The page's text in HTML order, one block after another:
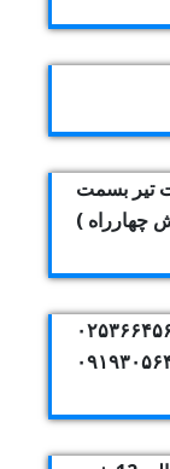
تیر بسمت
چهارراه )
۰۹۱۲۷۳۸۴۰۸۵ ۰۲۵۳۶۶۴۵۶۱۰